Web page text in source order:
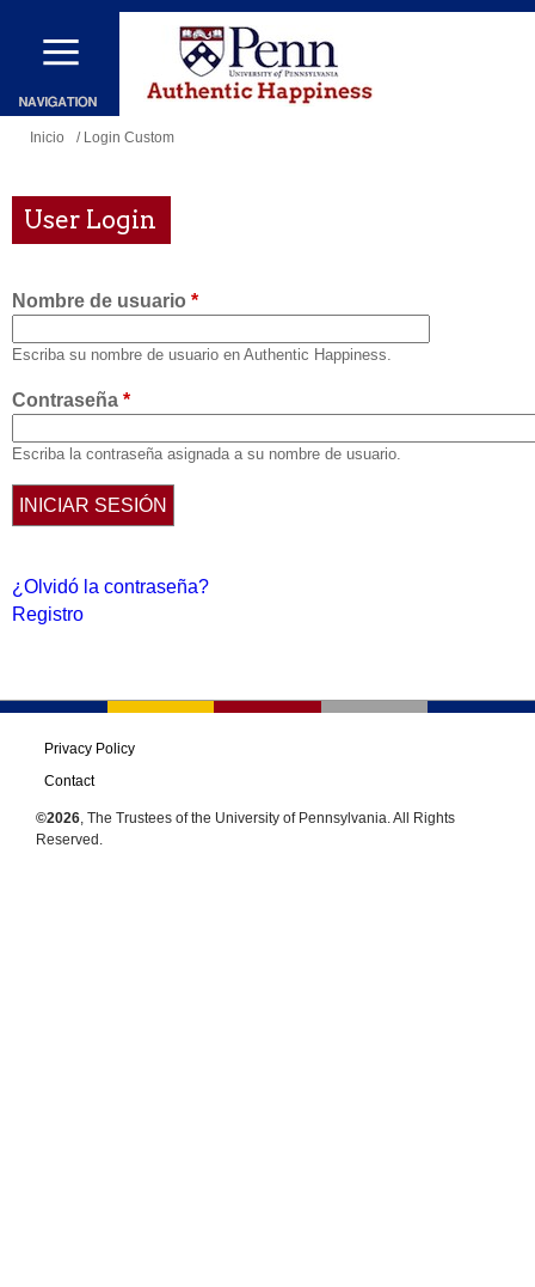
Pasar
contenido
principal
Se
usted
aquí
Inicio / Login Custom
User Login
Nombre de usuario *
Escriba su nombre de usuario en Authentic Happiness.
Contraseña *
Escriba la contraseña asignada a su nombre de usuario.
¿Olvidó la contraseña?
Registro
Privacy Policy
Contact
©2026, The Trustees of the University of Pennsylvania. All Rights
Reserved.